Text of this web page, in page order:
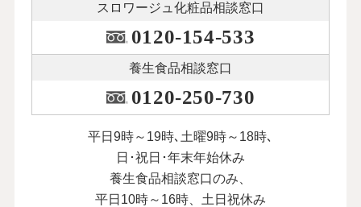
スロワージュ化粧品相談窓口
0120-154-533
養生食品相談窓口
0120-250-730
平日9時～19時､土曜9時～18時､
日･祝日･年末年始休み
養生食品相談窓口のみ、
平日10時～16時、土日祝休み